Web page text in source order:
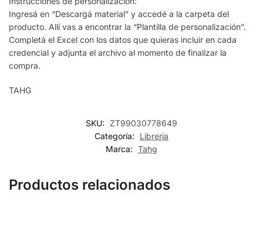
Ingresá en “Descargá material” y accedé a la carpeta del
producto. Allí vas a encontrar la “Plantilla de personalización”.
Completá el Excel con los datos que quieras incluir en cada
credencial y adjunta el archivo al momento de finalizar la
compra.
TAHG
SKU: ZT99030778649
Categoría:
Libreria
Marca: Tahg
Productos relacionados